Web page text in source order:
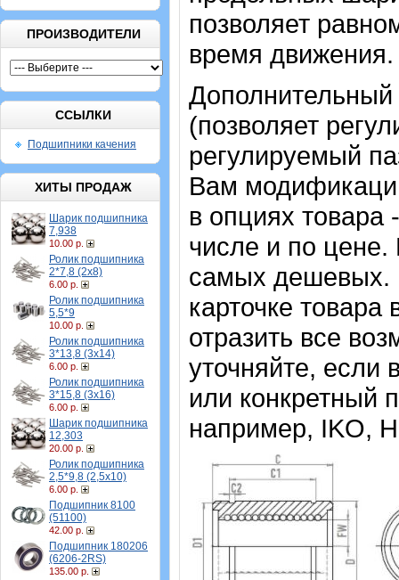
ПРОИЗВОДИТЕЛИ
ССЫЛКИ
Подшипники качения
ХИТЫ ПРОДАЖ
Шарик подшипника
7,938
10.00 р.
Ролик подшипника
2*7,8 (2х8)
6.00 р.
Ролик подшипника
5,5*9
10.00 р.
Ролик подшипника
3*13,8 (3х14)
6.00 р.
Ролик подшипника
3*15,8 (3х16)
6.00 р.
Шарик подшипника
12,303
20.00 р.
Ролик подшипника
2,5*9,8 (2,5х10)
6.00 р.
Подшипник 8100
(51100)
42.00 р.
Подшипник 180206
(6206-2RS)
135.00 р.
позволяет
время движения.
(позволяет
регулируемый
Вам
в опциях товара
числе и по
самых дешевых.
карточке
отразить все
уточняйте, если
или конкретный
например, IKO,